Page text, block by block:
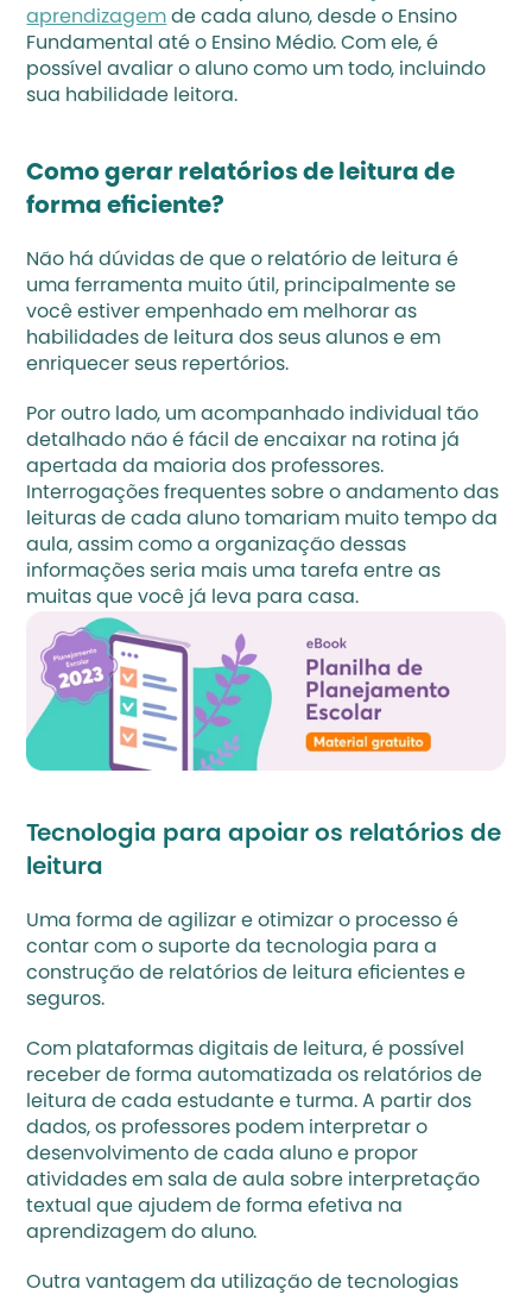
aprendizagem de cada aluno, desde o Ensino
Fundamental até o Ensino Médio. Com ele, é
possível avaliar o aluno como um todo, incluindo
sua habilidade leitora.
Como gerar relatórios de leitura de
forma eficiente?
Não há dúvidas de que o relatório de leitura é
uma ferramenta muito útil, principalmente se
você estiver empenhado em melhorar as
habilidades de leitura dos seus alunos e em
enriquecer seus repertórios.
Por outro lado, um acompanhado individual tão
detalhado não é fácil de encaixar na rotina já
apertada da maioria dos professores.
Interrogações frequentes sobre o andamento das
leituras de cada aluno tomariam muito tempo da
aula, assim como a organização dessas
informações seria mais uma tarefa entre as
muitas que você já leva para casa.
Tecnologia para apoiar os relatórios de
leitura
Uma forma de agilizar e otimizar o processo é
contar com o suporte da tecnologia para a
construção de relatórios de leitura eficientes e
seguros.
Com plataformas digitais de leitura, é possível
receber de forma automatizada os relatórios de
leitura de cada estudante e turma. A partir dos
dados, os professores podem interpretar o
desenvolvimento de cada aluno e propor
atividades em sala de aula sobre interpretação
textual que ajudem de forma efetiva na
aprendizagem do aluno.
Outra vantagem da utilização de tecnologias